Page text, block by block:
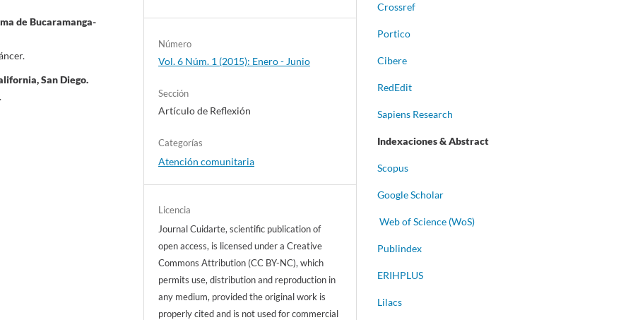
de Bucaramanga-
San Diego.
Número
Vol. 6 Núm. 1 (2015): Enero - Junio
Sección
Artículo de Reflexión
Categorías
Atención comunitaria
Licencia
Journal Cuidarte, scientific publication of
open access, is licensed under a Creative
Commons Attribution (CC BY-NC), which
permits use, distribution and reproduction in
any medium, provided the original work is
properly cited and is not used for commercial
Crossref
Portico
Cibere
RedEdit
Sapiens Research
Indexaciones & Abstract
Scopus
Google Scholar
Web of Science (WoS)
Publindex
ERIHPLUS
Lilacs